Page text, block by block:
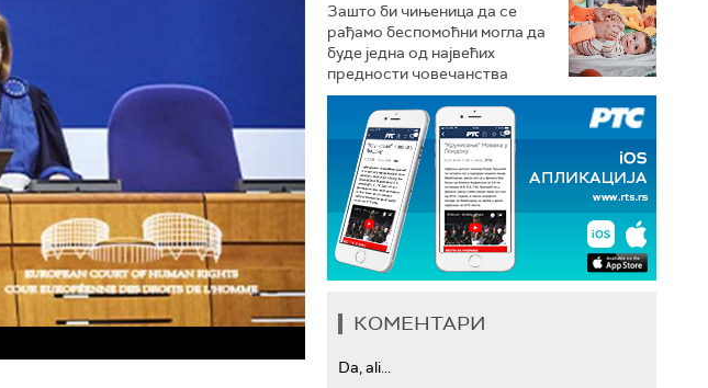
Зашто би чињеница да се
рађамо беспомоћни могла да
буде једна од највећих
предности човечанства
КОМЕНТАРИ
Da, ali...